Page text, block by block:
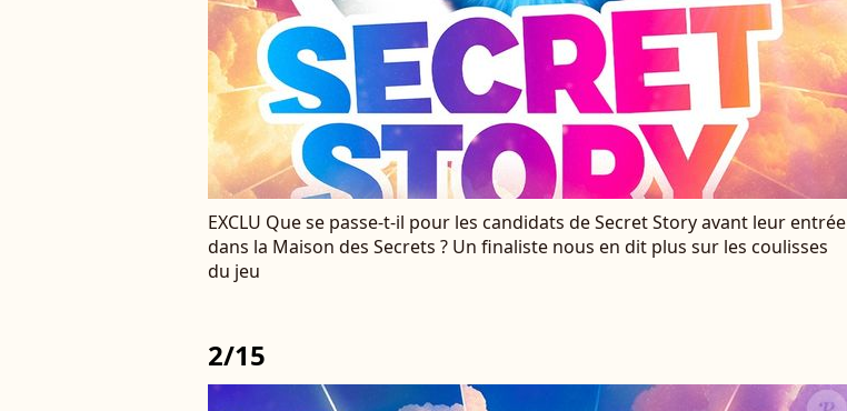
EXCLU Que se passe-t-il pour les candidats de Secret Story avant leur entrée
dans la Maison des Secrets ? Un finaliste nous en dit plus sur les coulisses
du jeu
2/15